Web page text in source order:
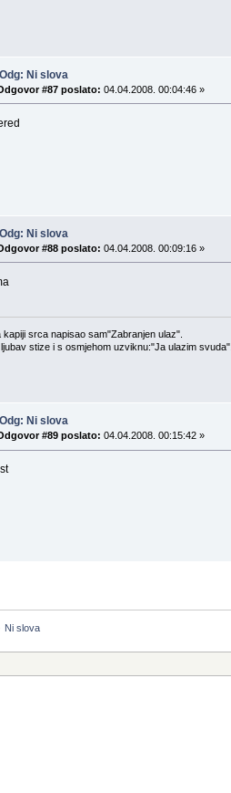
Odg: Ni slova
#87 poslato: 04.04.2008. 00:04:46 »
Odg: Ni slova
#88 poslato: 04.04.2008. 00:09:16 »
kapiji srca napisao sam"Zabranjen ulaz".
ljubav stize i s osmjehom uzviknu:"Ja ulazim svuda".
Odg: Ni slova
#89 poslato: 04.04.2008. 00:15:42 »
Ni slova